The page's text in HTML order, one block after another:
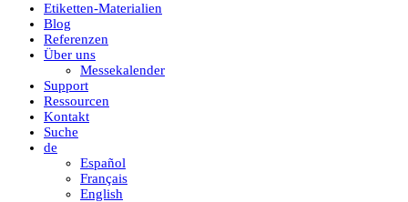
Etiketten-Materialien
Blog
Referenzen
Über uns
Messekalender
Support
Ressourcen
Kontakt
Suche
de
Español
Français
English